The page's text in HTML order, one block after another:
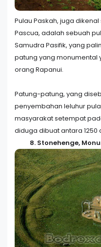
Pulau Paskah, juga
Pascua, adalah sebuah
Samudra Pasifik, yang
patung yang monumental
orang Rapanui.
Patung-patung, yang
penyembahan leluhur
masyarakat setempat
diduga dibuat antara 1250
8. Stonehenge,